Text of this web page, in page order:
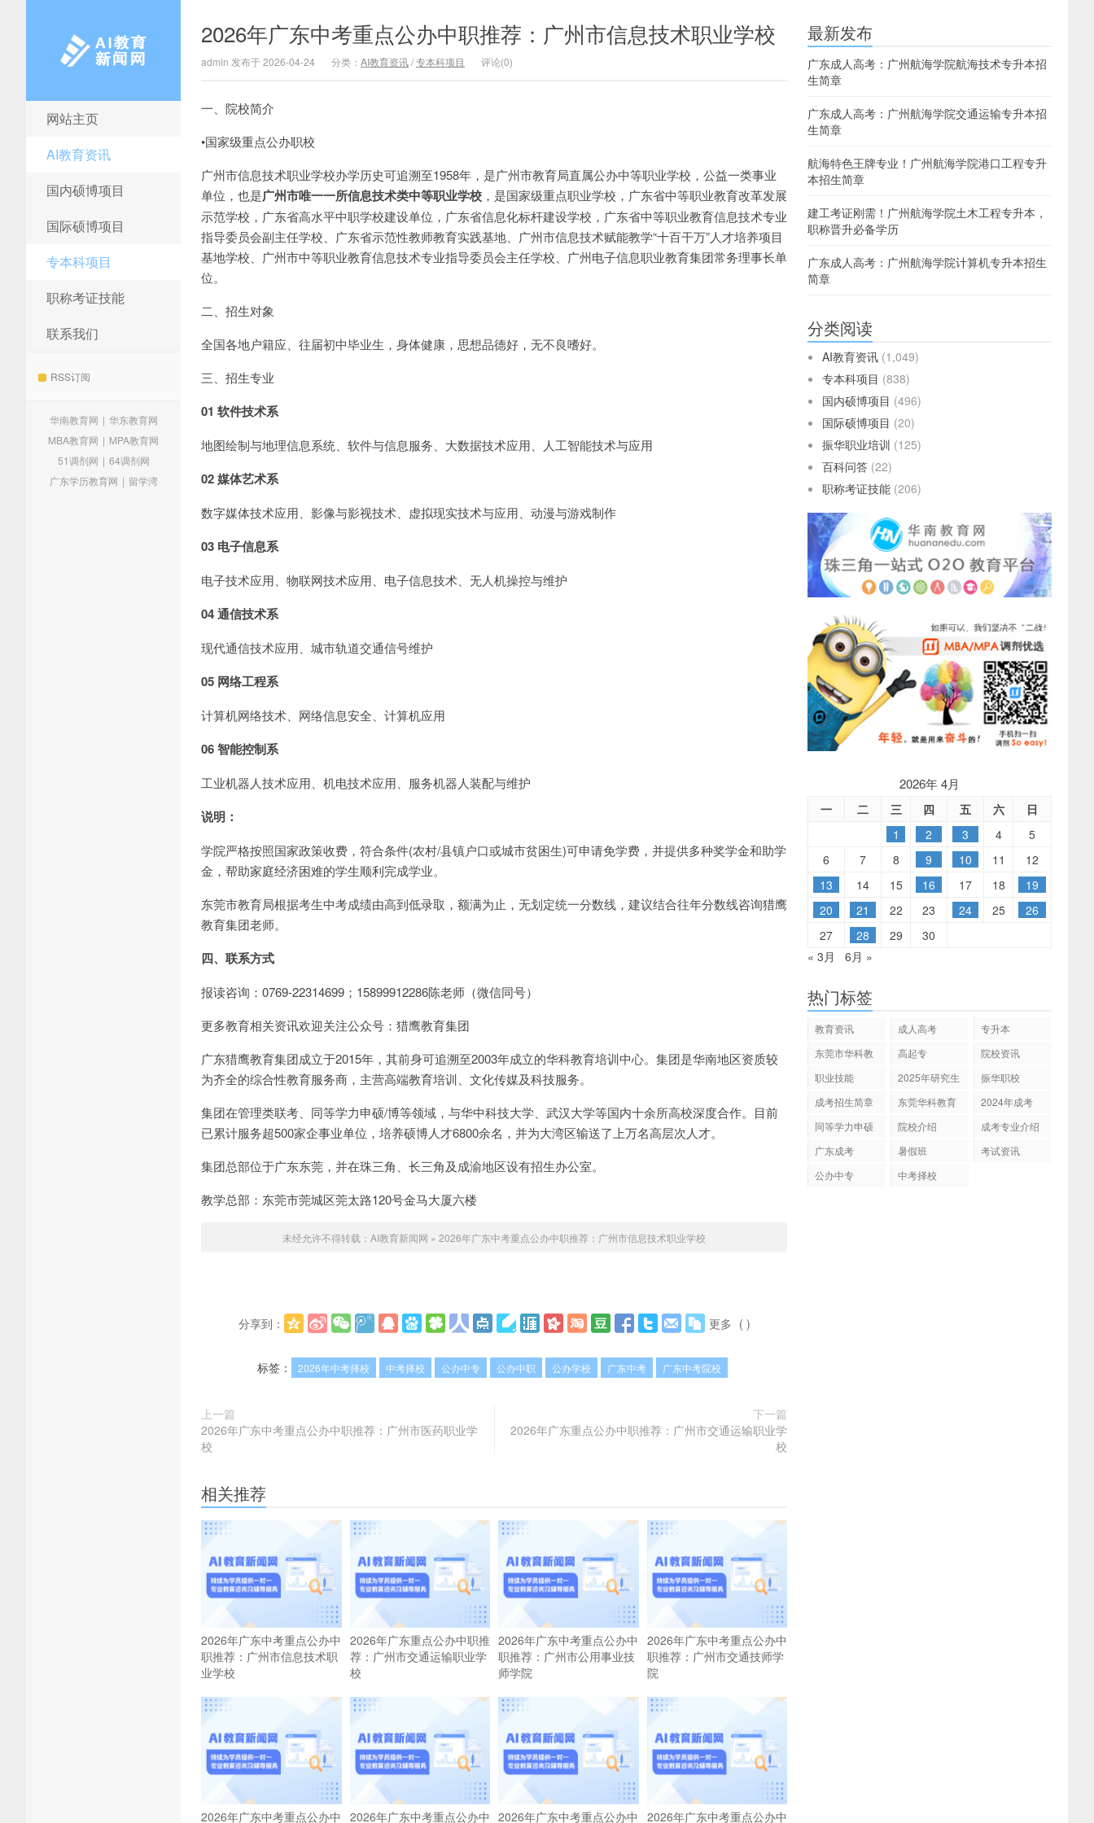
AI教育新闻网
网站主页
AI教育资讯
国内硕博项目
国际硕博项目
专本科项目
职称考证技能
联系我们
RSS订阅
华南教育网 | 华东教育网
MBA教育网 | MPA教育网
51调剂网 | 64调剂网
广东学历教育网 | 留学湾
2026年广东中考重点公办中职推荐：广州市信息技术职业学校
admin 发布于 2026-04-24 分类： AI教育资讯/专本科项目 评论(0)
一、院校简介
•国家级重点公办职校
广州市信息技术职业学校办学历史可追溯至1958年，是广州市教育局直属公办中等职业学校，公益一类事业
单位，也是广州市唯一一所信息技术类中等职业学校 ，是国家级重点职业学校，广东省中等职业教育改革发展
示范学校，广东省高水平中职学校建设单位，广东省信息化标杆建设学校，广东省中等职业教育信息技术专业
指导委员会副主任学校、广东省示范性教师教育实践基地、广州市信息技术赋能教学“十百干万”人才培养项目
基地学校、广州市中等职业教育信息技术专业指导委员会主任学校、广州电子信息职业教育集团常务理事长单
位。
二、招生对象
全国各地户籍应、往届初中毕业生，身体健康，思想品德好，无不良嗜好。
三、招生专业
01 软件技术系
地图绘制与地理信息系统、软件与信息服务、大数据技术应用、人工智能技术与应用
02媒体艺术系
数字媒体技术应用、影像与影视技术、虚拟现实技术与应用、动漫与游戏制作
03 电子信息系
电子技术应用、物联网技术应用、电子信息技术、无人机操控与维护
04通信技术系
现代通信技术应用、城市轨道交通信号维护
05 网络工程系
计算机网络技术、网络信息安全、计算机应用
06智能控制系
工业机器人技术应用、机电技术应用、服务机器人装配与维护
说明：
学院严格按照国家政策收费，符合条件(农村/县镇户口或城市贫困生)可申请免学费，并提供多种奖学金和助学
金，帮助家庭经济困难的学生顺利完成学业。
东莞市教育局根据考生中考成绩由高到低录取，额满为止，无划定统一分数线，建议结合往年分数线咨询猎鹰
教育集团老师。
四、联系方式
报读咨询：0769-22314699；15899912286陈老师（微信同号）
更多教育相关资讯欢迎关注公众号：猎鹰教育集团
广东猎鹰教育集团成立于2015年，其前身可追溯至2003年成立的华科教育培训中心。集团是华南地区资质较
为齐全的综合性教育服务商，主营高端教育培训、文化传媒及科技服务。
集团在管理类联考、同等学力申硕/博等领域，与华中科技大学、武汉大学等国内十余所高校深度合作。目前
已累计服务超500家企事业单位，培养硕博人才6800余名，并为大湾区输送了上万名高层次人才。
集团总部位于广东东莞，并在珠三角、长三角及成渝地区设有招生办公室。
教学总部：东莞市莞城区莞太路120号金马大厦六楼
未经允许不得转载： AI教育新闻网 » 2026年广东中考重点公办中职推荐：广州市信息技术职业学校
分享到： 更多 ( )
标签： 2026年中考择校 中考择校 公办中专 公办中职 公办学校 广东中考 广东中考院校
上一篇
2026年广东中考重点公办中职推荐：广州市医药职业学
校
下一篇
2026年广东重点公办中职推荐：广州市交通运输职业学
校
相关推荐
2026年广东中考重点公办中
职推荐：广州市信息技术职
业学校
2026年广东重点公办中职推
荐：广州市交通运输职业学
校
2026年广东中考重点公办中
职推荐：广州市公用事业技
师学院
2026年广东中考重点公办中
职推荐：广州市交通技师学
院
2026年广东中考重点公办中 2026年广东中考重点公办中 2026年广东中考重点公办中 2026年广东中考重点公办中
最新发布
广东成人高考：广州航海学院航海技术专升本招
生简章
广东成人高考：广州航海学院交通运输专升本招
生简章
航海特色王牌专业！广州航海学院港口工程专升
本招生简章
建工考证刚需！广州航海学院土木工程专升本，
职称晋升必备学历
广东成人高考：广州航海学院计算机专升本招生
简章
分类阅读
AI教育资讯 (1,049)
专本科项目 (838)
国内硕博项目 (496)
国际硕博项目 (20)
振华职业培训 (125)
百科问答 (22)
职称考证技能 (206)
2026年 4月
一 二 三 四 五 六
日
1
2 3 4
5
6
7 8 9 10 11
12
13
14 15 16 17 18
19
20
21 22 23 24 25
26
27
28 29
30
« 3月
6月 »
热门标签
教育资讯 成人高考
专升本
东莞市华科教
高起专
院校资讯
职业技能
2025年研究生
振华职校
成考招生简章
东莞华科教育
2024年成考
同等学力申硕
院校介绍
成考专业介绍
广东成考
暑假班
考试资讯
公办中专
中考择校